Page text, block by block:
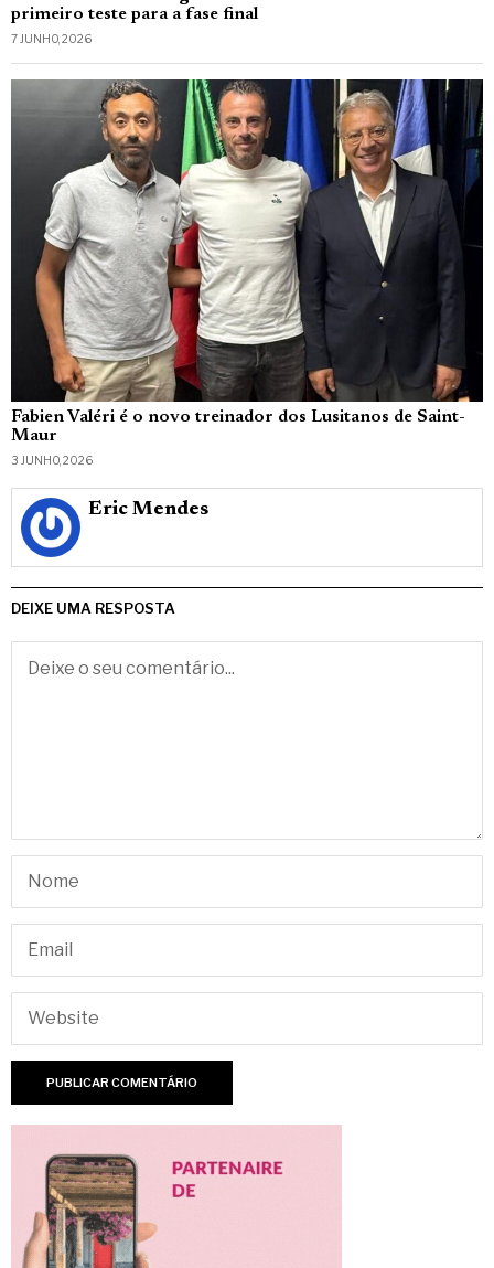
primeiro teste para a fase final
7 JUNHO, 2026
Fabien Valéri é o novo treinador dos Lusitanos de Saint-
Maur
3 JUNHO, 2026
Eric Mendes
DEIXE UMA RESPOSTA